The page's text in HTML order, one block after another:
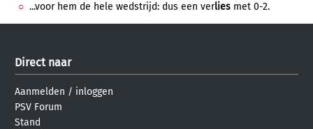
...voor hem de hele wedstrijd: dus een verlies met 0-2.
Direct naar
Aanmelden / inloggen
PSV Forum
Stand